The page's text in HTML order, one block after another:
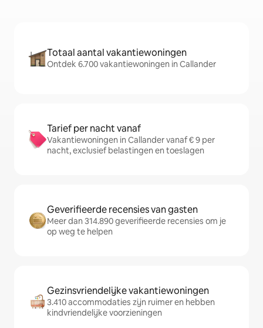
Totaal aantal vakantiewoningen
Ontdek 6.700 vakantiewoningen in Callander
Tarief per nacht vanaf
Vakantiewoningen in Callander vanaf € 9 per
nacht, exclusief belastingen en toeslagen
Geverifieerde recensies van gasten
Meer dan 314.890 geverifieerde recensies om je
op weg te helpen
Gezinsvriendelijke vakantiewoningen
3.410 accommodaties zijn ruimer en hebben
kindvriendelijke voorzieningen